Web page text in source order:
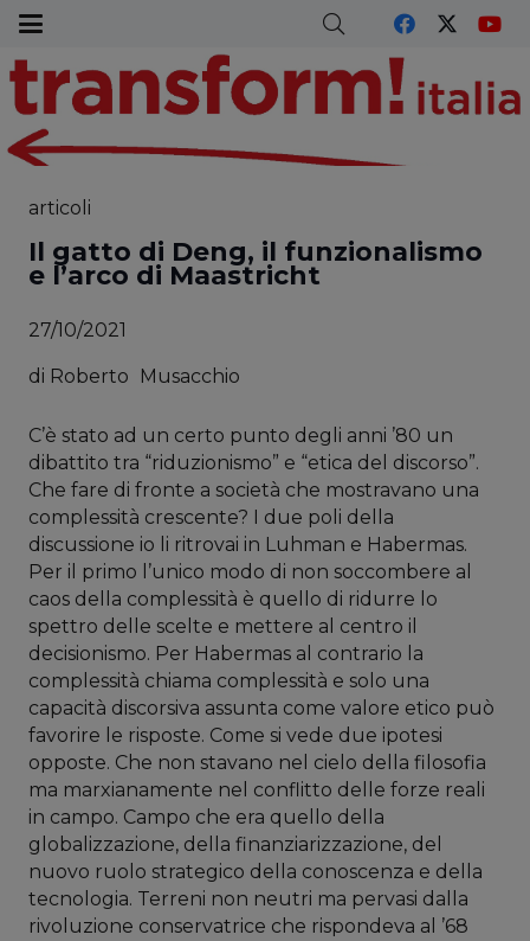
articoli
Il gatto di Deng, il funzionalismo
e l’arco di Maastricht
27/10/2021
di Roberto Musacchio
C’è stato ad un certo punto degli anni ’80 un
dibattito tra “riduzionismo” e “etica del discorso”.
Che fare di fronte a società che mostravano una
complessità crescente? I due poli della
discussione io li ritrovai in Luhman e Habermas.
Per il primo l’unico modo di non soccombere al
caos della complessità è quello di ridurre lo
spettro delle scelte e mettere al centro il
decisionismo. Per Habermas al contrario la
complessità chiama complessità e solo una
capacità discorsiva assunta come valore etico può
favorire le risposte. Come si vede due ipotesi
opposte. Che non stavano nel cielo della filosofia
ma marxianamente nel conflitto delle forze reali
in campo. Campo che era quello della
globalizzazione, della finanziarizzazione, del
nuovo ruolo strategico della conoscenza e della
tecnologia. Terreni non neutri ma pervasi dalla
rivoluzione conservatrice che rispondeva al ’68